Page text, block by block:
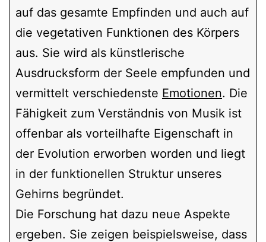
auf das gesamte Empfinden und auch auf
die vegetativen Funktionen des Körpers
aus. Sie wird als künstlerische
Ausdrucksform der Seele empfunden und
vermittelt verschiedenste Emotionen. Die
Fähigkeit zum Verständnis von Musik ist
offenbar als vorteilhafte Eigenschaft in
der Evolution erworben worden und liegt
in der funktionellen Struktur unseres
Gehirns begründet.
Die Forschung hat dazu neue Aspekte
ergeben. Sie zeigen beispielsweise, dass